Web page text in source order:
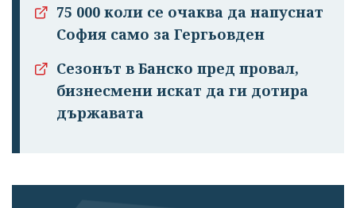
75 000 коли се очаква да напуснат
София само за Гергьовден
Сезонът в Банско пред провал,
бизнесмени искат да ги дотира
държавата